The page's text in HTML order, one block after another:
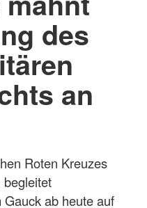
des
an
Roten Kreuzes
begleitet
ab heute auf